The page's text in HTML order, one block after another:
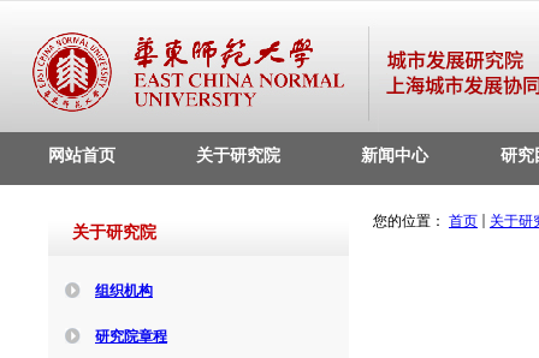
网站首页 关于研究院 新闻中心 研究
关于研究院
组织机构
研究院章程
您的位置： 首页 关于研